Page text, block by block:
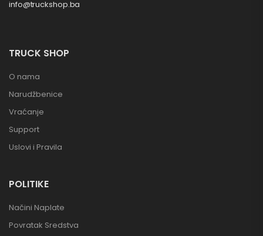
info@truckshop.ba
TRUCK SHOP
O nama
Narudžbenice
Vraćanje
Support
Uslovi i Pravila
POLITIKE
Načini Naplate
Povratak Sredstva